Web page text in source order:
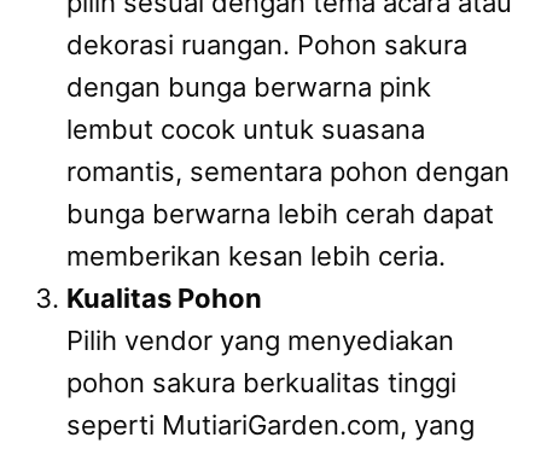
dekorasi ruangan. Pohon sakura
dengan bunga berwarna pink
lembut cocok untuk suasana
romantis, sementara pohon dengan
bunga berwarna lebih cerah dapat
memberikan kesan lebih ceria.
Kualitas Pohon
Pilih vendor yang menyediakan
pohon sakura berkualitas tinggi
seperti MutiariGarden.com, yang